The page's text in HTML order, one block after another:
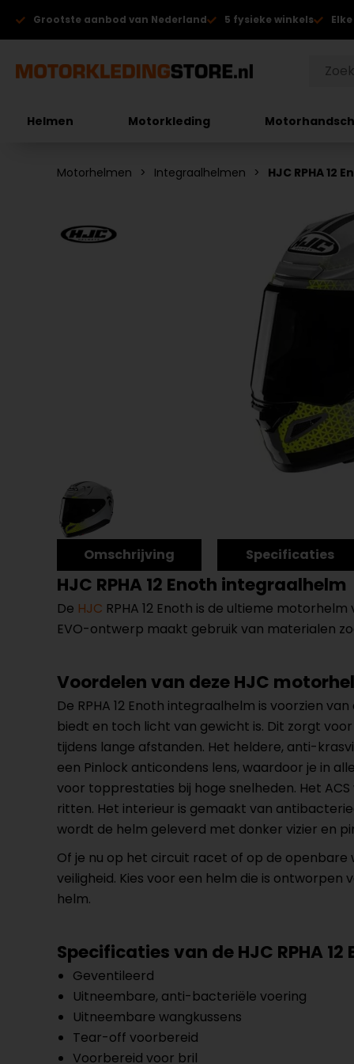
Grootste aanbod van Nederland 5 fysieke winkels
Helmen Motorkleding
Motorhelmen Integraalhelmen HJC RPHA 12
Omschrijving Specificaties
HJC RPHA 12 Enoth integraalhelm
De HJC RPHA 12 Enoth is de ultieme
EVO-ontwerp maakt gebruik van materialen
Voordelen van deze HJC
De RPHA 12 Enoth integraalhelm is voorzien
biedt en toch licht van gewicht is. Dit zorgt
tijdens lange afstanden. Het heldere, anti-
een Pinlock anticondens lens, waardoor je in
voor topprestaties bij hoge snelheden. Het
ritten. Het interieur is gemaakt van
wordt de helm geleverd met donker vizier en
Of je nu op het circuit racet of op de openbare
veiligheid. Kies voor een helm die is ontworpen
helm.
Specificaties van de HJC RPHA 12
Geventileerd
Uitneembare, anti-bacteriële voering
Uitneembare wangkussens
Tear-off voorbereid
Voorbereid voor bril